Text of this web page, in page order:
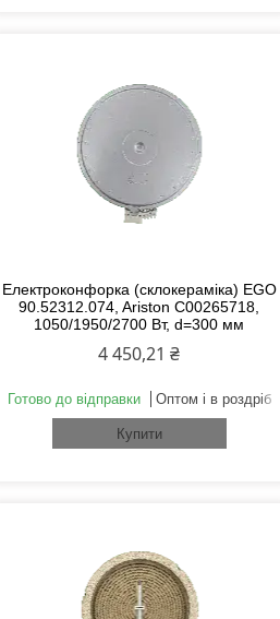
Електроконфорка (склокераміка) EGO
90.52312.074, Ariston C00265718,
1050/1950/2700 Вт, d=300 мм
4 450,21 ₴
Готово до відправки Оптом і в роздріб
Купити